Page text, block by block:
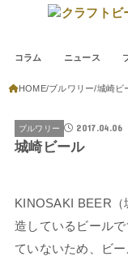
コラム ニュース
HOME ブルワリー 城崎ビ
ブルワリー 2017.04.06
城崎ビール
KINOSAKI BEER（
造しているビール
ていないため、ビ